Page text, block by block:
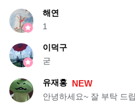
해연
1
이덕구
굳
유재홍 NEW
안녕하세요~ 잘 부탁 드